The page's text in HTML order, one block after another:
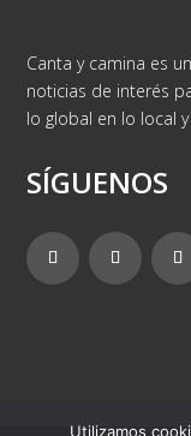
Canta y camina es
noticias de interés
lo global en lo local
SÍGUENOS
Utilizamos